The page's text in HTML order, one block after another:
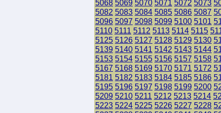
5068 5069 5070 5071 5072 5073
5082 5083 5084 5085 5086 5087
5096 5097 5098 5099 5100 5101
5110 5111 5112 5113 5114 5115
5125 5126 5127 5128 5129 5130
5139 5140 5141 5142 5143 5144
5153 5154 5155 5156 5157 5158
5167 5168 5169 5170 5171 5172
5181 5182 5183 5184 5185 5186
5195 5196 5197 5198 5199 5200
5209 5210 5211 5212 5213 5214
5223 5224 5225 5226 5227 5228